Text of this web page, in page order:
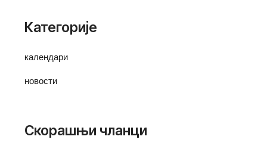
Категорије
календари
новости
Скорашњи чланци